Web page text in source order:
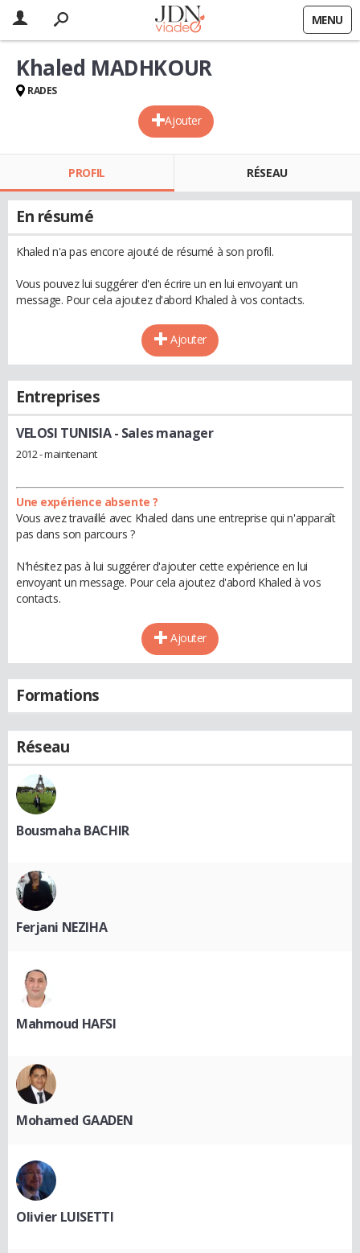
MENU
Ajouter
Khaled MADHKOUR
RADES
PROFIL RÉSEAU
En résumé
Khaled n'a pas encore ajouté de résumé à son profil.
Vous pouvez lui suggérer d'en écrire un en lui envoyant un
message. Pour cela ajoutez d'abord Khaled à vos contacts.
Ajouter
Entreprises
VELOSI TUNISIA- Sales manager
2012 - maintenant
Une expérience absente ?
Vous avez travaillé avec Khaled dans une entreprise qui n'apparaît
pas dans son parcours ?
N'hésitez pas à lui suggérer d'ajouter cette expérience en lui
envoyant un message. Pour cela ajoutez d'abord Khaled à vos
contacts.
Ajouter
Formations
Réseau
Bousmaha BACHIR
Ferjani NEZIHA
Mahmoud HAFSI
Mohamed GAADEN
Olivier LUISETTI